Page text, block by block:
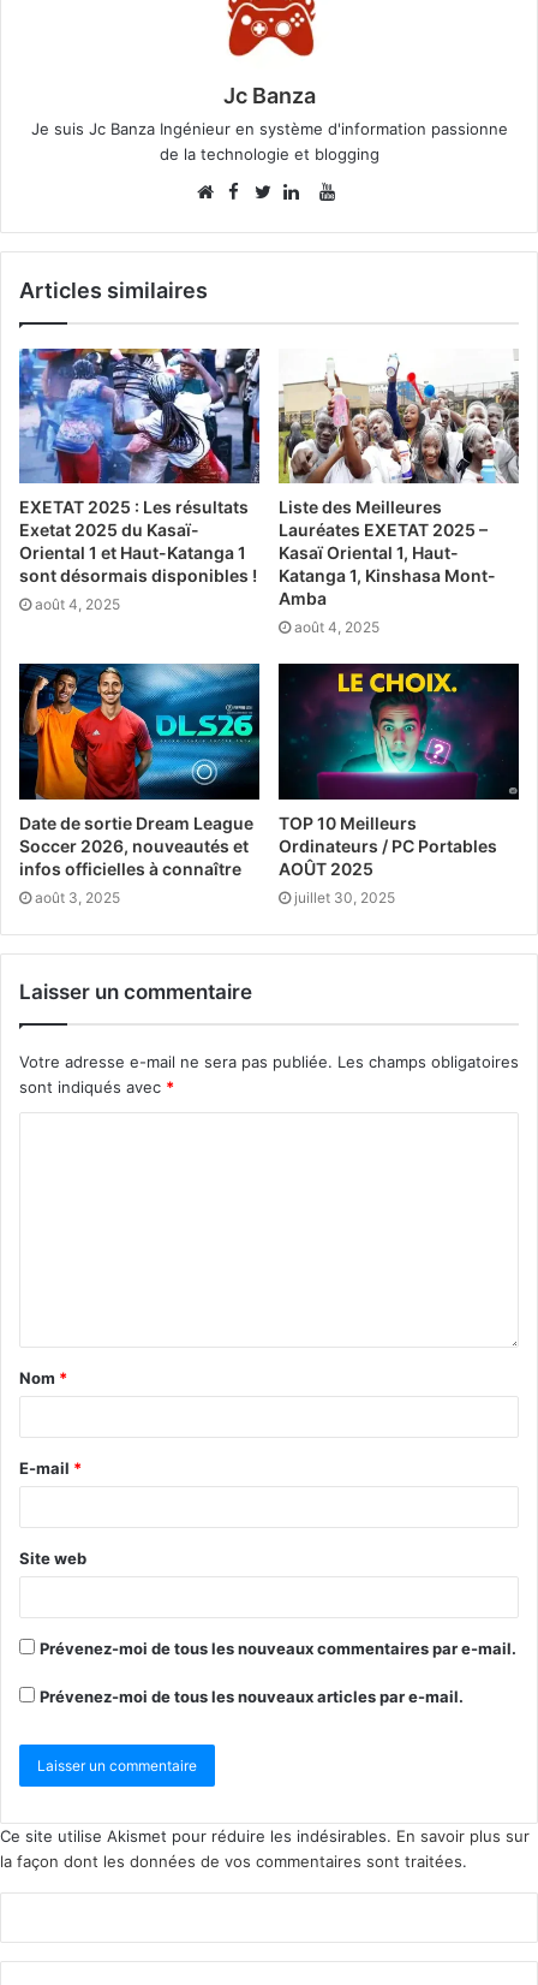
Jc Banza
Je suis Jc Banza Ingénieur en système d'information passionne
de la technologie et blogging
FacebookYouTube
Articles similaires
EXETAT 2025 : Les résultats
Exetat 2025 du Kasaï-
Oriental 1 et Haut-Katanga 1
sont désormais disponibles !
août 4, 2025
Liste des Meilleures
Lauréates EXETAT 2025 –
Kasaï Oriental 1, Haut-
Katanga 1, Kinshasa Mont-
Amba
août 4, 2025
Date de sortie Dream League
Soccer 2026, nouveautés et
infos officielles à connaître
août 3, 2025
TOP 10 Meilleurs
Ordinateurs / PC Portables
AOÛT 2025
juillet 30, 2025
Laisser un commentaire
Votre adresse e-mail ne sera pas publiée. Les champs obligatoires
sont indiqués avec *
Nom *
E-mail *
Site web
Prévenez-moi de tous les nouveaux commentaires par e-mail.
Prévenez-moi de tous les nouveaux articles par e-mail.
Ce site utilise Akismet pour réduire les indésirables. En savoir plus sur
la façon dont les données de vos commentaires sont traitées.